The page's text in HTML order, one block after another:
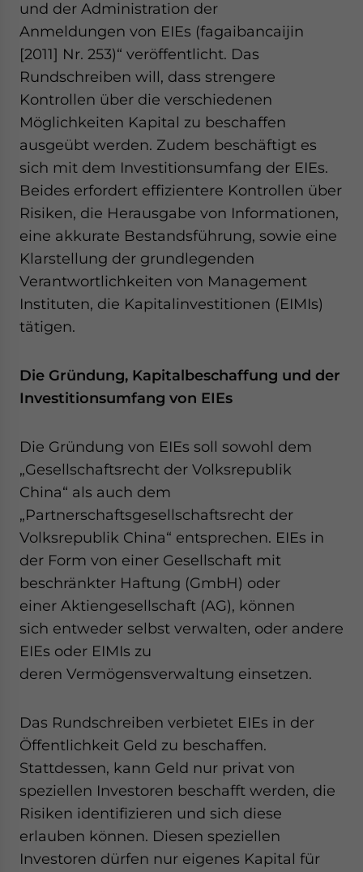
und der Administration der
Anmeldungen von EIEs (fagaibancaijin
[2011] Nr. 253)“ veröffentlicht. Das
Rundschreiben will, dass strengere
Kontrollen über die verschiedenen
Möglichkeiten Kapital zu beschaffen
ausgeübt werden. Zudem beschäftigt es
sich mit dem Investitionsumfang der EIEs.
Beides erfordert effizientere Kontrollen über
Risiken, die Herausgabe von Informationen,
eine akkurate Bestandsführung, sowie eine
Klarstellung der grundlegenden
Verantwortlichkeiten von Management
Instituten, die Kapitalinvestitionen (EIMIs)
tätigen.
Die Gründung, Kapitalbeschaffung und der
Investitionsumfang von EIEs
Die Gründung von EIEs soll sowohl dem
„Gesellschaftsrecht der Volksrepublik
China“ als auch dem
„Partnerschaftsgesellschaftsrecht der
Volksrepublik China“ entsprechen. EIEs in
der Form von einer Gesellschaft mit
beschränkter Haftung (GmbH) oder
einer Aktiengesellschaft (AG), können
sich entweder selbst verwalten, oder andere
EIEs oder EIMIs zu
deren Vermögensverwaltung einsetzen.
Das Rundschreiben verbietet EIEs in der
Öffentlichkeit Geld zu beschaffen.
Stattdessen, kann Geld nur privat von
speziellen Investoren beschafft werden, die
Risiken identifizieren und sich diese
erlauben können. Diesen speziellen
Investoren dürfen nur eigenes Kapital für
- case sensitive